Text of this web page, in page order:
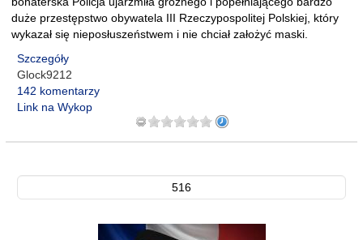
duże przestępstwo obywatela III Rzeczypospolitej Polskiej, który
wykazał się nieposłuszeństwem i nie chciał założyć maski.
Szczegóły
Glock9212
142 komentarzy
Link na Wykop
516